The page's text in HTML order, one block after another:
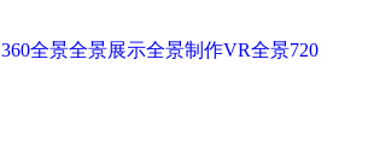
360全景全景展示全景制作VR全景720